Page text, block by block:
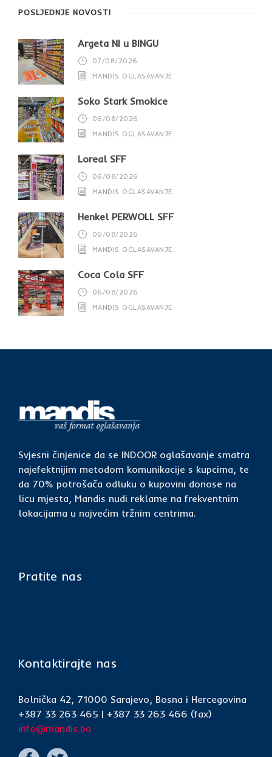
POSLJEDNJE NOVOSTI
Argeta NI u BINGU
07/08/2026
MANDIS OGLASAVANJE
Soko Štark Smokice
06/08/2026
MANDIS OGLASAVANJE
Loreal SFF
06/08/2026
MANDIS OGLASAVANJE
Henkel PERWOLL SFF
06/08/2026
MANDIS OGLASAVANJE
Coca Cola SFF
06/08/2026
MANDIS OGLASAVANJE
Svjesni činjenice da se INDOOR oglašavanje smatra
najefektnijim metodom komunikacije s kupcima, te
da 70% potrošača odluku o kupovini donose na
licu mjesta, Mandis nudi reklame na frekventnim
lokacijama u najvećim tržnim centrima.
Pratite nas
Kontaktirajte nas
Bolnička 42, 71000 Sarajevo, Bosna i Hercegovina
+387 33 263 465 | +387 33 263 466 (fax)
info@mandis.ba